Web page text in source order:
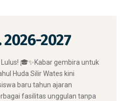
2026-2027
🎓✨ ​Kabar gembira untuk
Huda Silir Wates kini
baru tahun ajaran
fasilitas unggulan tanpa